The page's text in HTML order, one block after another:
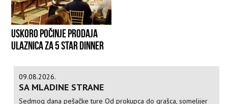
USKORO POČINJE PRODAJA
ULAZNICA ZA 5 STAR DINNER
09.08.2026.
SA MLADINE STRANE
Sedmog dana pešačke ture Od prokupca do grašca, somelijer